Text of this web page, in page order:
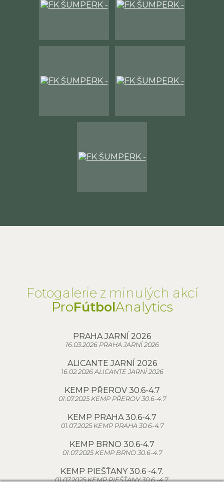
Fotogalerie z minulých akcí
ProFútbolAnalytics
PRAHA JARNÍ 2026
16.03.2026 PRAHA JARNÍ 2026
ALICANTE JARNÍ 2026
16.02.2026 ALICANTE JARNÍ 2026
KEMP PŘEROV 30.6-4.7
01.07.2025 KEMP PŘEROV 30.6-4.7
KEMP PRAHA 30.6-4.7
01.07.2025 KEMP PRAHA 30.6-4.7
KEMP BRNO 30.6-4.7
01.07.2025 KEMP BRNO 30.6-4.7
KEMP PIEŠŤANY 30.6 -4.7.
01.07.2025 KEMP PIEŠŤANY 30.6 -4.7.